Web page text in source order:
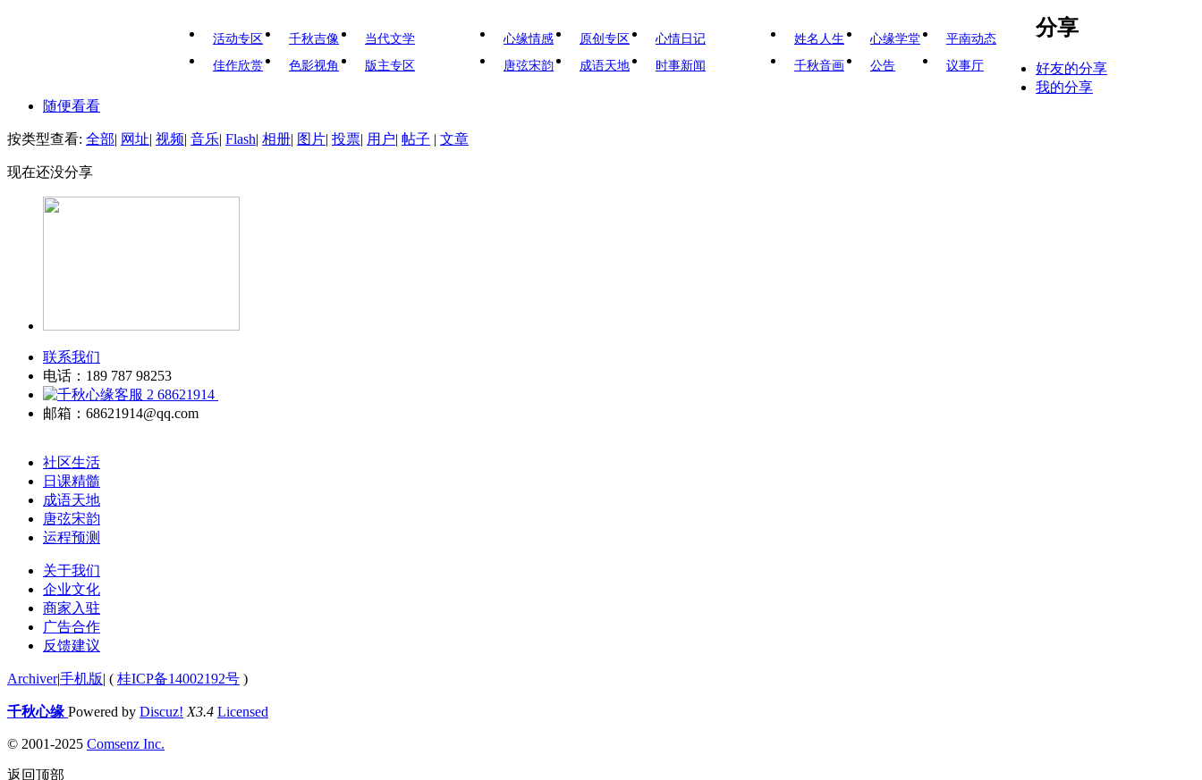
活动专区 千秋吉像
当代文学
佳作欣赏
色影视角 版主专区
心缘情感 原创专区
心情日记
唐弦宋韵
成语天地 时事新闻
姓名人生 心缘学堂
平南动态
千秋音画
公告 议事厅
分享
好友的分享
我的分享
随便看看
按类型查看: 全部| 网址| 视频| 音乐| Flash| 相册| 图片| 投票| 用户| 帖子 | 文章
现在还没分享
联系我们
电话：189 787 98253
68621914
邮箱：68621914@qq.com
社区生活
日课精髓
成语天地
唐弦宋韵
运程预测
关于我们
企业文化
商家入驻
广告合作
反馈建议
Archiver|手机版| ( 桂ICP备14002192号 )
千秋心缘 Powered by Discuz! X3.4 Licensed
© 2001-2025 Comsenz Inc.
返回顶部